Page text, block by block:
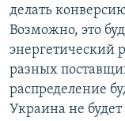
делать
Возможно, это
энергетический
разных
распределение
Украина не